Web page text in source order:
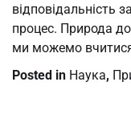
відповідальність
процес. Природа
ми можемо вчитися
Posted in Наука,